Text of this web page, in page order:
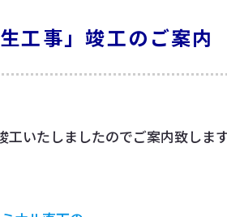
工事」竣工のご案内
いたしましたのでご案内致しま